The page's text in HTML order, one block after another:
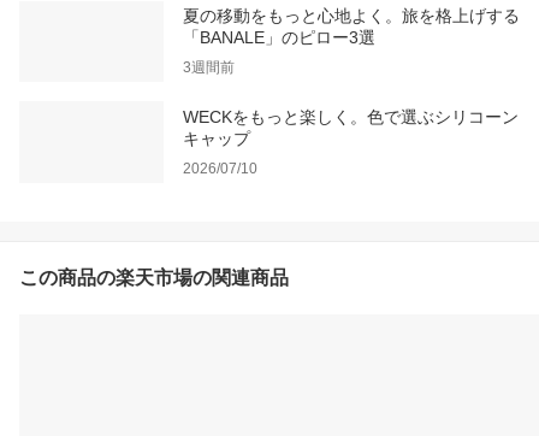
夏の移動をもっと心地よく。旅を格上げする
「BANALE」のピロー3選
3週間前
WECKをもっと楽しく。色で選ぶシリコーン
キャップ
2026/07/10
この商品の楽天市場の関連商品